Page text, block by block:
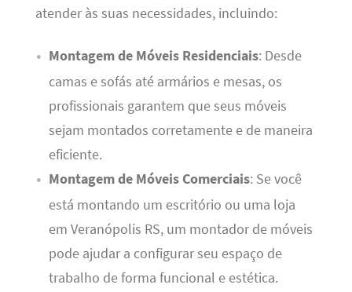
atender às suas necessidades, incluindo:
Montagem de Móveis Residenciais: Desde
camas e sofás até armários e mesas, os
profissionais garantem que seus móveis
sejam montados corretamente e de maneira
eficiente.
Montagem de Móveis Comerciais: Se você
está montando um escritório ou uma loja
em Veranópolis RS, um montador de móveis
pode ajudar a configurar seu espaço de
trabalho de forma funcional e estética.